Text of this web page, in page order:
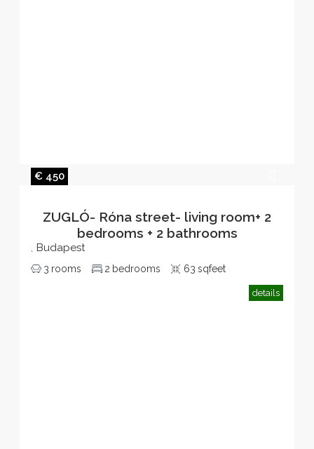
€ 450
ZUGLÓ- Róna street- living room+ 2
bedrooms + 2 bathrooms
, Budapest
3 rooms 2 bedrooms 63 sqfeet
details